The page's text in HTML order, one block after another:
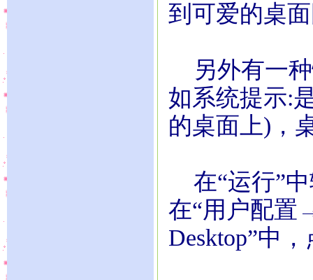
到可爱的桌
另外有一种
如系统提示:
的桌面上)，
在“运行”中
在“用户配
Desktop”中